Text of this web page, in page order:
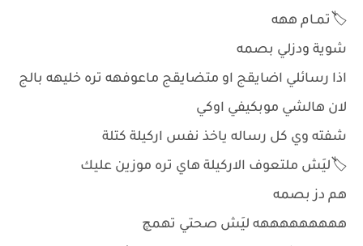
🏷️تمـام ههه
شوية ودزلي بصمه
اذا رسائلي اضايقج او متضايقج ماعوفهه تره خليهه بالج
لان هالشي موبكيفي اوكي
شفته وي كل رساله ياخذ نفس اركيلة كتلة
🏷️ليَش ملتعوف الاركيلة هاي تره موزين عليك
هم دز بصمه
هههههههههه ليَش صحتي تهمچ